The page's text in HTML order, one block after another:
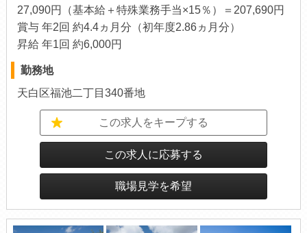
27,090円（基本給＋特殊業務手当×15％）＝207,690円
賞与 年2回 約4.4ヵ月分（初年度2.86ヵ月分）
昇給 年1回 約6,000円
勤務地
天白区福池二丁目340番地
この求人をキープする
この求人に応募する
職場見学を希望